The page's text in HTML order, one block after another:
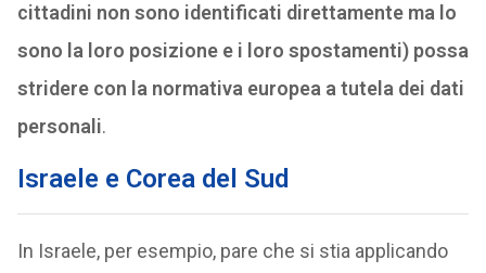
cittadini non sono identificati direttamente ma lo
sono la loro posizione e i loro spostamenti) possa
stridere con la normativa europea a tutela dei dati
personali.
Israele e Corea del Sud
In Israele, per esempio, pare che si stia applicando